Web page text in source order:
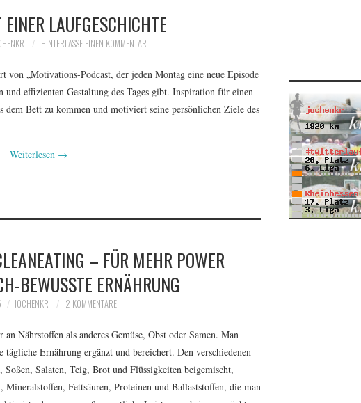
LAUFGESCHICHTE
HINTERLASSE EINEN KOMMENTAR
von „Motivations-Podcast, der jeden Montag eine neue Episode
effizienten Gestaltung des Tages gibt. Inspiration für einen
dem Bett zu kommen und motiviert seine persönlichen Ziele des
Weiterlesen →
– FÜR MEHR POWER
BEWUSSTE ERNÄHRUNG
JOCHENKR 2 KOMMENTARE
Nährstoffen als anderes Gemüse, Obst oder Samen. Man
Ernährung ergänzt und bereichert. Den verschiedenen
Salaten, Teig, Brot und Flüssigkeiten beigemischt,
Fettsäuren, Proteinen und Ballaststoffen, die man